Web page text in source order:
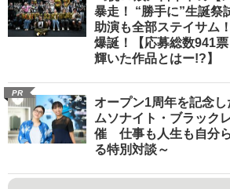
暴走！ “勝手に”生誕祭
助演も全部ステイサム
爆誕！【応募総数941
輝いた作品とはー!?】
PR
オープン1周年を記念
ムソナイト・ブラック
催 仕事も人生も自分
る特別対談～